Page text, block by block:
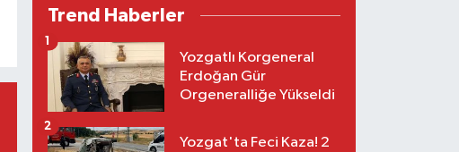
Trend Haberler
Yozgatlı Korgeneral
Erdoğan Gür
Orgeneralliğe Yükseldi
1
Yozgat'ta Feci Kaza! 2
2